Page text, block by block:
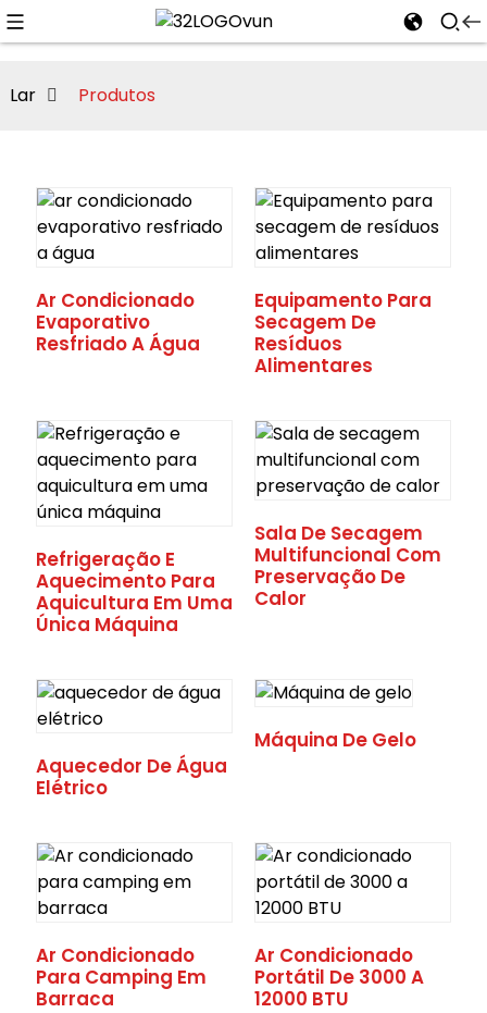
Lar Produtos
Ar Condicionado
Evaporativo
Resfriado A Água
Equipamento Para
Secagem De
Resíduos
Alimentares
Refrigeração E
Aquecimento Para
Aquicultura Em Uma
Única Máquina
Sala De Secagem
Multifuncional Com
Preservação De
Calor
Aquecedor De Água
Elétrico
Máquina De Gelo
Ar Condicionado
Para Camping Em
Barraca
Ar Condicionado
Portátil De 3000 A
12000 BTU